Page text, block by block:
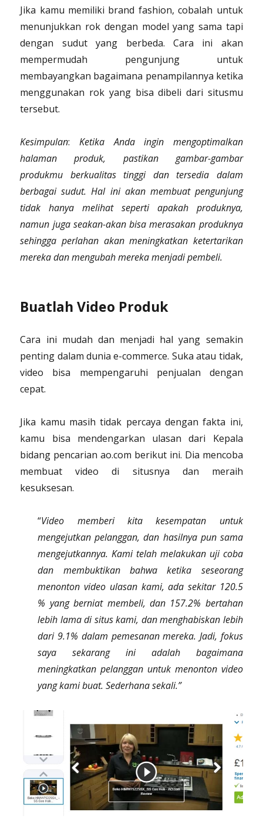
Jika kamu memiliki brand fashion, cobalah untuk
menunjukkan rok dengan model yang sama tapi
dengan sudut yang berbeda. Cara ini akan
mempermudah pengunjung untuk
membayangkan bagaimana penampilannya ketika
menggunakan rok yang bisa dibeli dari situsmu
tersebut.
Kesimpulan: Ketika Anda ingin mengoptimalkan
halaman produk, pastikan gambar-gambar
produkmu berkualitas tinggi dan tersedia dalam
berbagai sudut. Hal ini akan membuat pengunjung
tidak hanya melihat seperti apakah produknya,
namun juga seakan-akan bisa merasakan produknya
sehingga perlahan akan meningkatkan ketertarikan
mereka dan mengubah mereka menjadi pembeli.
Buatlah Video Produk
Cara ini mudah dan menjadi hal yang semakin
penting dalam dunia e-commerce. Suka atau tidak,
video bisa mempengaruhi penjualan dengan
cepat.
Jika kamu masih tidak percaya dengan fakta ini,
kamu bisa mendengarkan ulasan dari Kepala
bidang pencarian ao.com berikut ini. Dia mencoba
membuat video di situsnya dan meraih
kesuksesan.
“Video memberi kita kesempatan untuk
mengejutkan pelanggan, dan hasilnya pun sama
mengejutkannya. Kami telah melakukan uji coba
dan membuktikan bahwa ketika seseorang
menonton video ulasan kami, ada sekitar 120.5
% yang berniat membeli, dan 157.2% bertahan
lebih lama di situs kami, dan menghabiskan lebih
dari 9.1% dalam pemesanan mereka. Jadi, fokus
saya sekarang ini adalah bagaimana
meningkatkan pelanggan untuk menonton video
yang kami buat. Sederhana sekali.”